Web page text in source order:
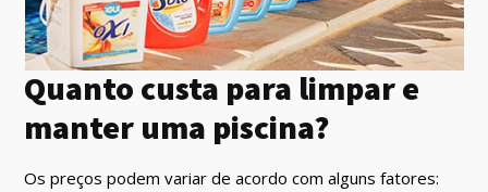
Quanto custa para limpar e
manter uma piscina?
Os preços podem variar de acordo com alguns fatores: